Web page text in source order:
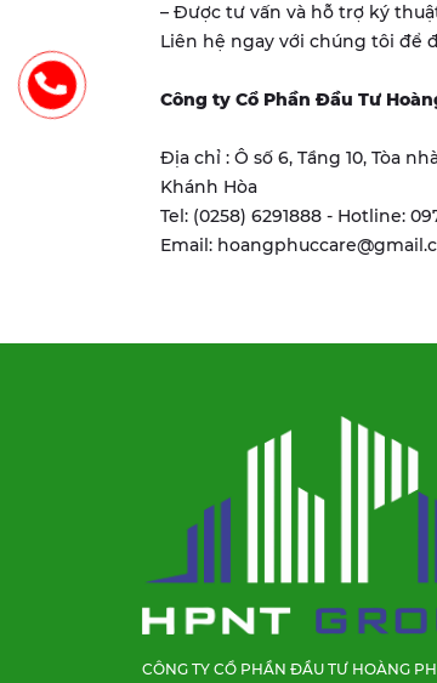
– Được tư vấn và hỗ trợ ký
Liên hệ ngay với chúng tôi để
Công ty Cổ Phần Đầu Tư
Địa chỉ : Ô số 6, Tầng 10, Tòa
Khánh Hòa
Tel: (0258) 6291888 - Hotline:
Email:
CÔNG TY CỔ PHẦN ĐẦU TƯ HOÀNG